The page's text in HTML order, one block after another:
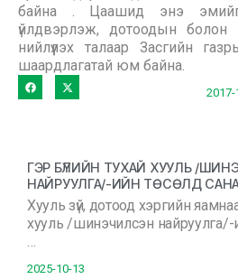
байна . Цаашид энэ эмийг
үйлдвэрлэж, дотоодын
нийлүүлэх талаар Засгийн
шаардлагатай юм байна.
2017-
ГЭР БҮЛИЙН ТУХАЙ ХУУЛЬ /
НАЙРУУЛГА/-ИЙН ТӨСӨЛД
Хууль зүй, дотоод хэргийн
хууль /шинэчилсэн
…
2025-10-13